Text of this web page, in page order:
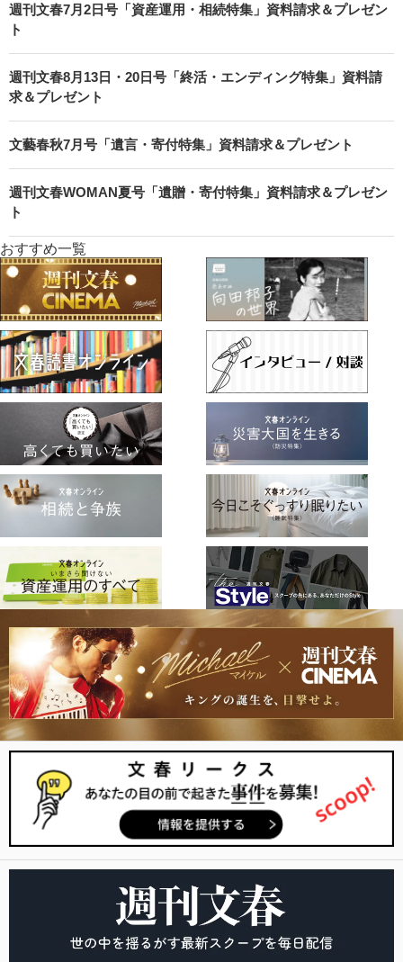
週刊文春7月2日号「資産運用・相続特集」資料請求＆プレゼン
ト
週刊文春8月13日・20日号「終活・エンディング特集」資料請
求＆プレゼント
文藝春秋7月号「遺言・寄付特集」資料請求＆プレゼント
週刊文春WOMAN夏号「遺贈・寄付特集」資料請求＆プレゼン
ト
おすすめ一覧